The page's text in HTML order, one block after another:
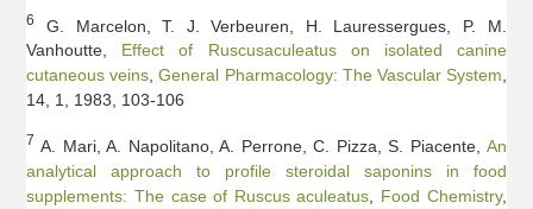
6
G. Marcelon, T. J. Verbeuren, H. Lauressergues, P. M.
Vanhoutte, Effect of Ruscusaculeatus on isolated canine
cutaneous veins,General Pharmacology: The Vascular System,
14, 1, 1983, 103-106
7 A. Mari, A. Napolitano, A. Perrone, C. Pizza, S. Piacente, An
analytical approach to profile steroidal saponins in food
supplements: The case of Ruscus aculeatus
Food Chemistry,